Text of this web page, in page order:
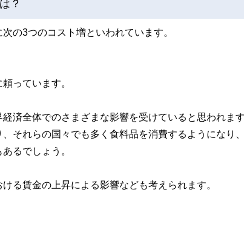
？
の3つのコスト増といわれています。
っています。
済全体でのさまざまな影響を受けていると思われま
それらの国々でも多く食料品を消費するようになり
るでしょう。
る賃金の上昇による影響なども考えられます。